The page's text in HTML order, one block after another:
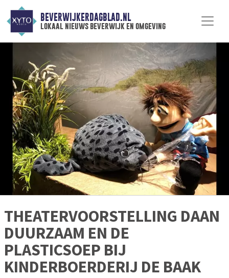
BEVERWIJKERDAGBLAD.NL
lokaal nieuws beverwijk en omgeving
THEATERVOORSTELLING DAAN
DUURZAAM EN DE
PLASTICSOEP BIJ
KINDERBOERDERIJ DE BAAK